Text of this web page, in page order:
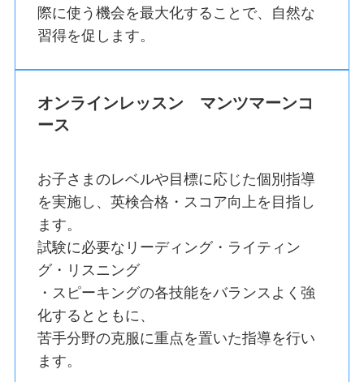
際に使う機会を最大化することで、自然な
習得を促します。
オンラインレッスン マンツマーンコ
ース
お子さまのレベルや目標に応じた個別指導
を実施し、英検合格・スコア向上を目指し
ます。
試験に必要なリーディング・ライティン
グ・リスニング
・スピーキングの各技能をバランスよく強
化するとともに、
苦手分野の克服に重点を置いた指導を行い
ます。